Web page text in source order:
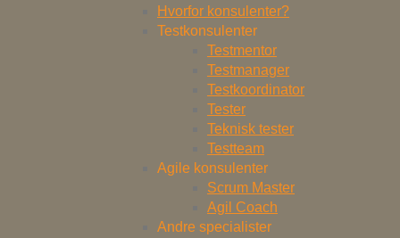
Hvorfor konsulenter?
Testkonsulenter
Testmentor
Testmanager
Testkoordinator
Tester
Teknisk tester
Testteam
Agile konsulenter
Scrum Master
Agil Coach
Andre specialister